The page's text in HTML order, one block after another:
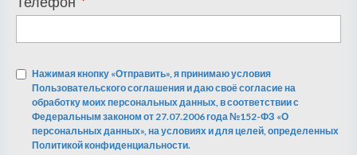
Нажимая кнопку «Отправить», я принимаю условия
Пользовательского соглашения и даю своё согласие на
обработку моих персональных данных, в соответствии с
Федеральным законом от 27.07.2006 года №152-ФЗ «О
персональных данных», на условиях и для целей, определенных
Политикой конфиденциальности.